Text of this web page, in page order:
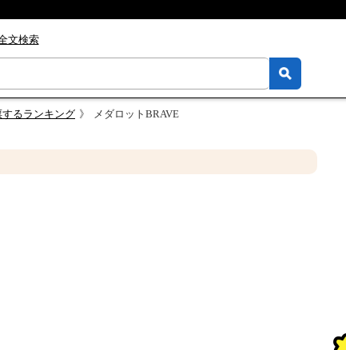
文検索
るランキング メダロットBRAVE